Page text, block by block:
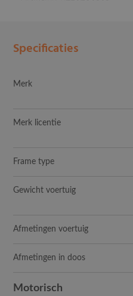
Specificaties
Merk
Merk licentie
Frame type
Gewicht voertuig
Afmetingen voertuig
Afmetingen in doos
Motorisch